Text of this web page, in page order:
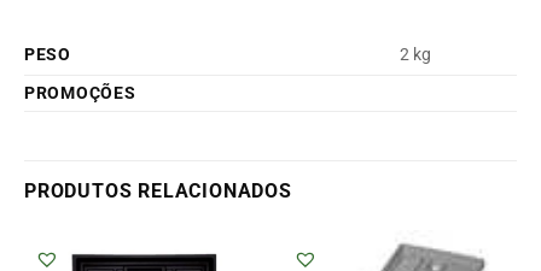
PESO
2 kg
PROMOÇÕES
PRODUTOS RELACIONADOS